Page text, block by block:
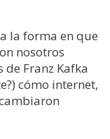
la forma en que
nosotros
Franz Kafka
cómo internet,